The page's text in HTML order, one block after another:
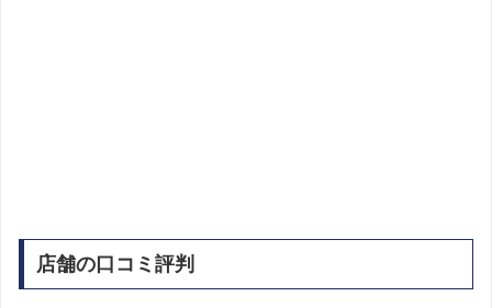
店舗の口コミ評判